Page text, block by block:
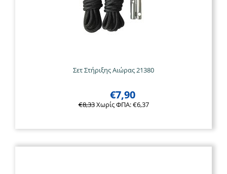
Σετ Στήριξης Αιώρας 21380
€8,33
€7,90
Χωρίς ΦΠΑ:€6,37